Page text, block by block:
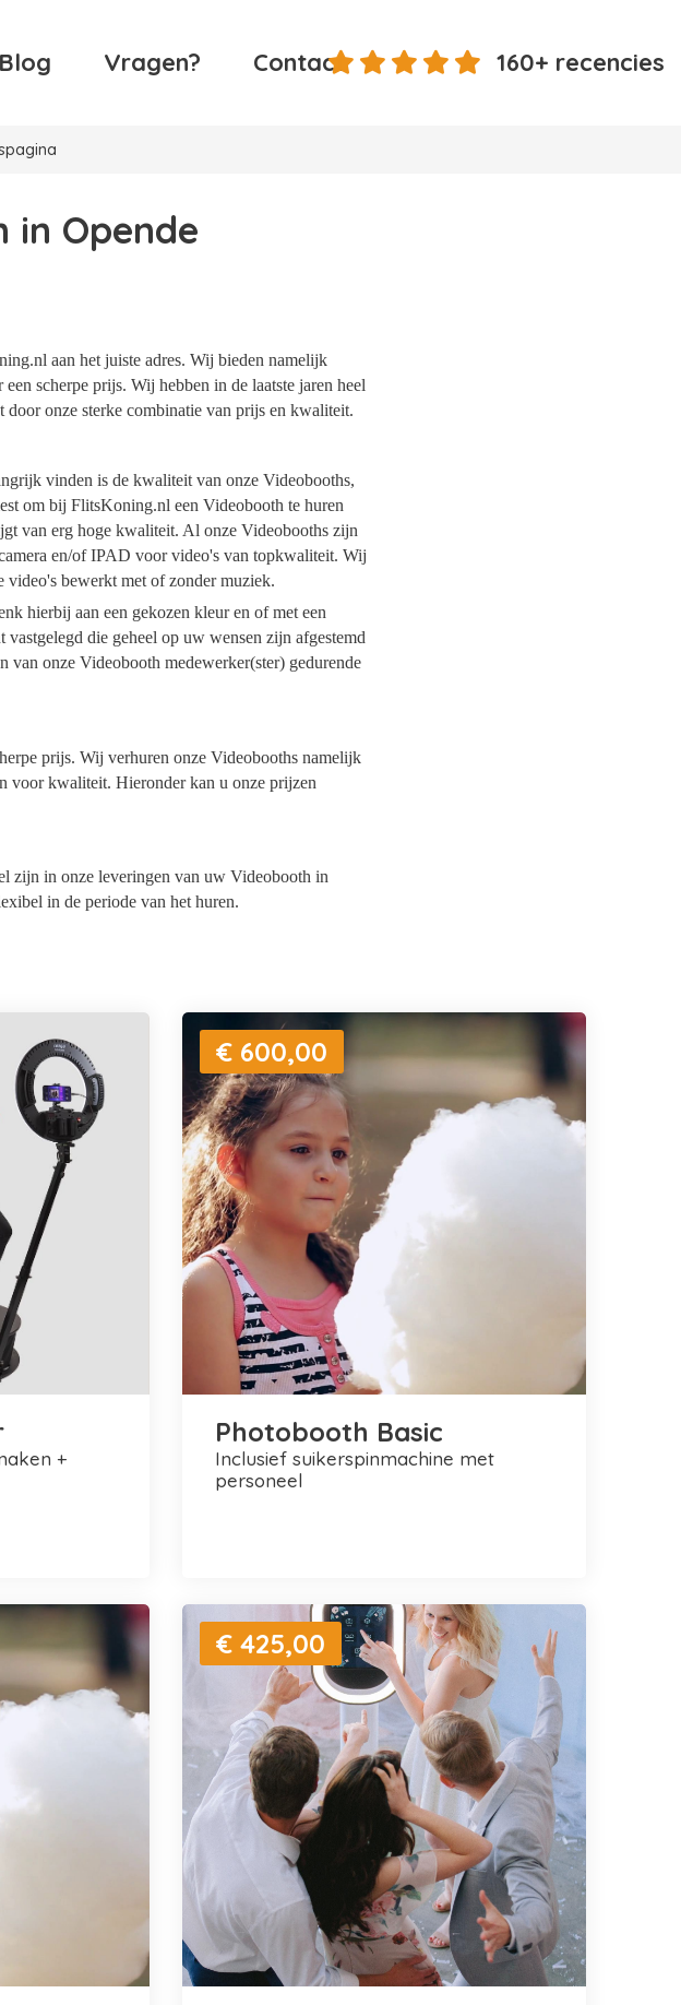
Blog Vragen? Contact 160+ recencies
in Opende
aan het juiste adres. Wij bieden namelijk
scherpe prijs. Wij hebben in de laatste jaren heel
onze sterke combinatie van prijs en kwaliteit.
vinden is de kwaliteit van onze Videobooths,
om bij FlitsKoning.nl een Videobooth te huren
van erg hoge kwaliteit. Al onze Videobooths zijn
en/of IPAD voor video's van topkwaliteit. Wij
video's bewerkt met of zonder muziek.
hierbij aan een gekozen kleur en of met een
die geheel op uw wensen zijn afgestemd
van onze Videobooth medewerker(ster) gedurende
prijs. Wij verhuren onze Videobooths namelijk
voor kwaliteit. Hieronder kan u onze prijzen
zijn in onze leveringen van uw Videobooth in
in de periode van het huren.
€ 600,00
Photobooth Basic
inclusief suikerspinmachine met
personeel
€ 425,00